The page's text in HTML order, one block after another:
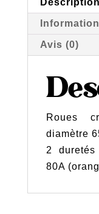
Description
Avis (0)
Roues
diamètre
2
80A